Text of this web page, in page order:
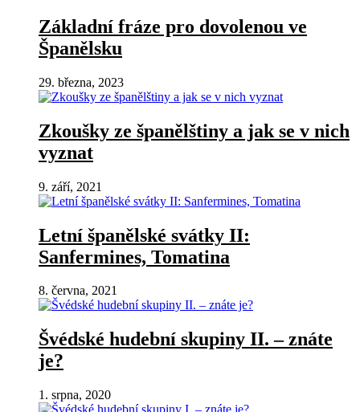
Základní fráze pro dovolenou ve
Španělsku
29. března, 2023
Zkoušky ze španělštiny a jak se v nich
vyznat
9. září, 2021
Letní španělské svátky II:
Sanfermines, Tomatina
8. června, 2021
Švédské hudební skupiny II. – znáte
je?
1. srpna, 2020